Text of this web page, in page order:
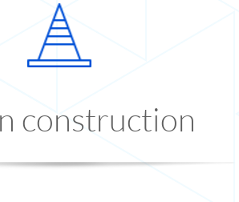
construction